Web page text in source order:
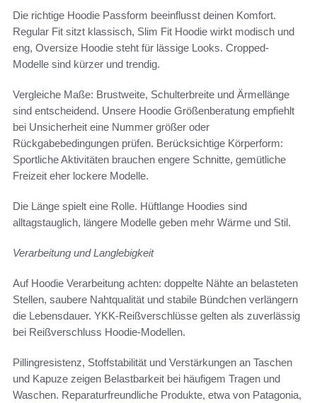
Die richtige Hoodie Passform beeinflusst deinen Komfort.
Regular Fit sitzt klassisch, Slim Fit Hoodie wirkt modisch und
eng, Oversize Hoodie steht für lässige Looks. Cropped-
Modelle sind kürzer und trendig.
Vergleiche Maße: Brustweite, Schulterbreite und Ärmellänge
sind entscheidend. Unsere Hoodie Größenberatung empfiehlt
bei Unsicherheit eine Nummer größer oder
Rückgabebedingungen prüfen. Berücksichtige Körperform:
Sportliche Aktivitäten brauchen engere Schnitte, gemütliche
Freizeit eher lockere Modelle.
Die Länge spielt eine Rolle. Hüftlange Hoodies sind
alltagstauglich, längere Modelle geben mehr Wärme und Stil.
Verarbeitung und Langlebigkeit
Auf Hoodie Verarbeitung achten: doppelte Nähte an belasteten
Stellen, saubere Nahtqualität und stabile Bündchen verlängern
die Lebensdauer. YKK-Reißverschlüsse gelten als zuverlässig
bei Reißverschluss Hoodie-Modellen.
Pillingresistenz, Stoffstabilität und Verstärkungen an Taschen
und Kapuze zeigen Belastbarkeit bei häufigem Tragen und
Waschen. Reparaturfreundliche Produkte, etwa von Patagonia,